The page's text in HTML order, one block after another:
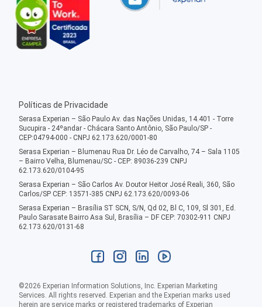
Políticas de Privacidade
Serasa Experian – São Paulo Av. das Nações Unidas, 14.401 - Torre
Sucupira - 24ºandar - Chácara Santo Antônio, São Paulo/SP -
CEP:04794-000 - CNPJ 62.173.620/0001-80
Serasa Experian – Blumenau Rua Dr. Léo de Carvalho, 74 – Sala 1105
– Bairro Velha, Blumenau/SC - CEP: 89036-239 CNPJ
62.173.620/0104-95
Serasa Experian – São Carlos Av. Doutor Heitor José Reali, 360, São
Carlos/SP CEP: 13571-385 CNPJ 62.173.620/0093-06
Serasa Experian – Brasília ST SCN, S/N, Qd 02, Bl C, 109, Sl 301, Ed.
Paulo Sarasate Bairro Asa Sul, Brasília – DF CEP: 70302-911 CNPJ
62.173.620/0131-68
©2026 Experian Information Solutions, Inc. Experian Marketing
Services. All rights reserved. Experian and the Experian marks used
herein are service marks or registered trademarks of Experian